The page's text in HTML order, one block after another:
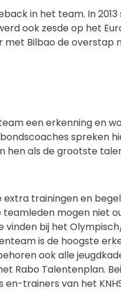
in het team. In 2013
ook zesde op het
met Bilbao de overstap
een erkenning en
spreken
hen als de grootste
trainingen en
mogen niet
vinden bij het
is de hoogste
ook alle
Rabo Talentenplan.
trainers van het